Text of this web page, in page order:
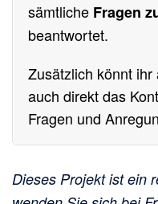
sämtliche Fragen
beantwortet.
Zusätzlich könnt
auch direkt das
Fragen und
Dieses Projekt ist ein